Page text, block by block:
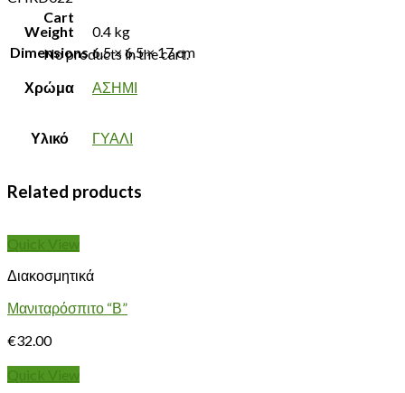
Cart
No products in the cart.
Weight
0.4 kg
Dimensions 6.5 × 6.5 × 17 cm
Χρώμα ΑΣΗΜΙ
Υλικό ΓΥΑΛΙ
Related products
Quick View
Διακοσμητικά
Μανιταρόσπιτο “Β”
€32.00
Quick View